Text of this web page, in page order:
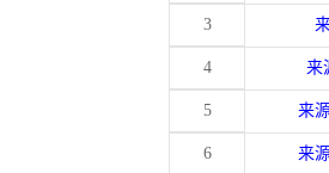
3
4 来
5 来
6 来